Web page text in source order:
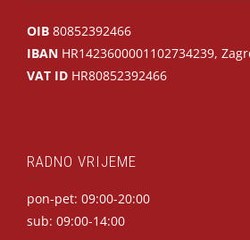
OIB 80852392466
IBAN HR1423600001102734239,
VAT ID HR80852392466
RADNO VRIJEME
pon-pet: 09:00-20:00
sub: 09:00-14:00